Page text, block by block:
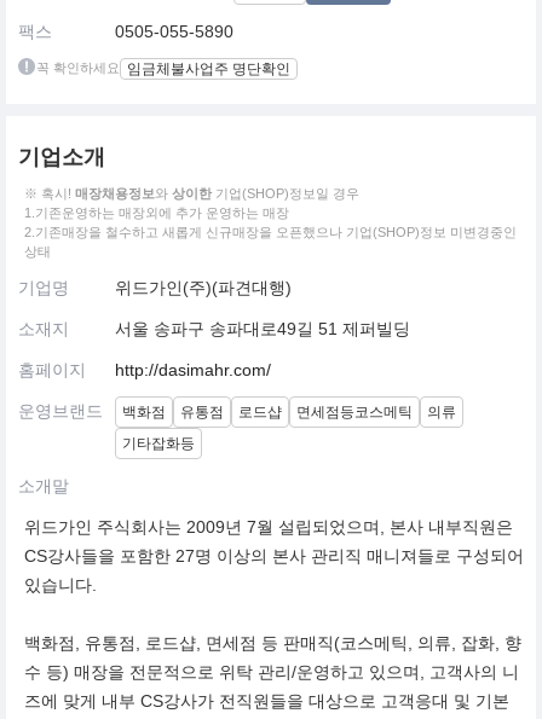
팩스 0505-055-5890
꼭 확인하세요 임금체불사업주 명단확인
기업소개
※ 혹시! 매장채용정보와 상이한 기업(SHOP)정보일 경우
1.기존운영하는 매장외에 추가 운영하는 매장
2.기존매장을 철수하고 새롭게 신규매장을 오픈했으나 기업(SHOP)정보 미변경중인
상태
기업명 위드가인(주)(파견대행)
소재지 서울 송파구 송파대로49길 51 제퍼빌딩
홈페이지 http://dasimahr.com/
운영브랜드 백화점 유통점 로드샵 면세점등코스메틱
의류
기타잡화등
소개말
위드가인 주식회사는 2009년 7월 설립되었으며, 본사 내부직원은
CS강사들을 포함한 27명 이상의 본사 관리직 매니져들로 구성되어
있습니다.
백화점, 유통점, 로드샵, 면세점 등 판매직(코스메틱, 의류, 잡화, 향
수 등) 매장을 전문적으로 위탁 관리/운영하고 있으며, 고객사의 니
즈에 맞게 내부 CS강사가 전직원들을 대상으로 고객응대 및 기본